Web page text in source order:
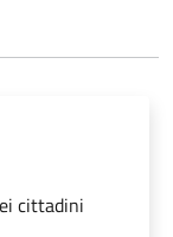
cittadini